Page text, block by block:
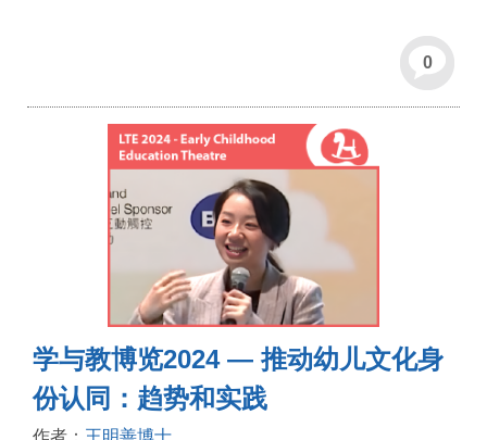
0
学与教博览2024 — 推动幼儿文化身
份认同：趋势和实践
作者： 王明善博士